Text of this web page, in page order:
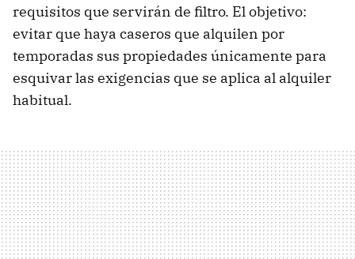
requisitos que servirán de filtro. El objetivo:
evitar que haya caseros que alquilen por
temporadas sus propiedades únicamente para
esquivar las exigencias que se aplica al alquiler
habitual.